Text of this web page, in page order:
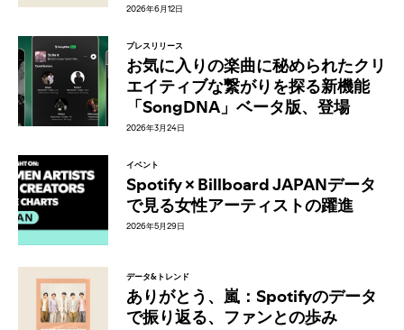
2026年6月12日
プレスリリース
お気に入りの楽曲に秘められたクリ
エイティブな繋がりを探る新機能
「SongDNA」ベータ版、登場
2026年3月24日
イベント
Spotify × Billboard JAPANデータ
で見る女性アーティストの躍進
2026年5月29日
データ&トレンド
ありがとう、嵐：Spotifyのデータ
で振り返る、ファンとの歩み